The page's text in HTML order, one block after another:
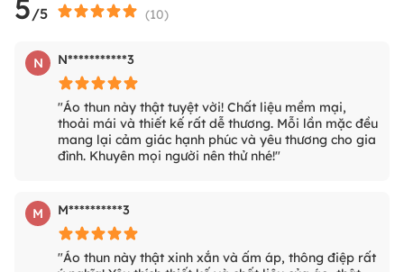
/5 (10)
N N***********3
"Áo thun này thật tuyệt vời! Chất liệu mềm mại,
thoải mái và thiết kế rất dễ thương. Mỗi lần mặc đều
mang lại cảm giác hạnh phúc và yêu thương cho gia
đình. Khuyên mọi người nên thử nhé!"
M M**********3
"Áo thun này thật xinh xắn và ấm áp, thông điệp rất